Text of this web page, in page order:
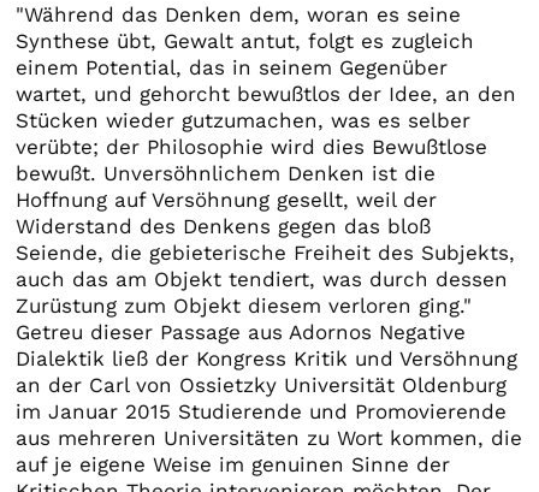
"Während das Denken dem, woran es seine
Synthese übt, Gewalt antut, folgt es zugleich
einem Potential, das in seinem Gegenüber
wartet, und gehorcht bewußtlos der Idee, an den
Stücken wieder gutzumachen, was es selber
verübte; der Philosophie wird dies Bewußtlose
bewußt. Unversöhnlichem Denken ist die
Hoffnung auf Versöhnung gesellt, weil der
Widerstand des Denkens gegen das bloß
Seiende, die gebieterische Freiheit des Subjekts,
auch das am Objekt tendiert, was durch dessen
Zurüstung zum Objekt diesem verloren ging."
Getreu dieser Passage aus Adornos Negative
Dialektik ließ der Kongress Kritik und Versöhnung
an der Carl von Ossietzky Universität Oldenburg
im Januar 2015 Studierende und Promovierende
aus mehreren Universitäten zu Wort kommen, die
auf je eigene Weise im genuinen Sinne der